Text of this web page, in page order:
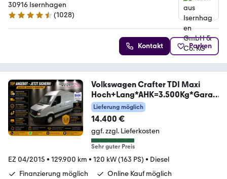
30916 Isernhagen
4.5 Sterne
(1028)
Kontakt Parken
Volkswagen Crafter TDI Maxi
Hoch+Lang*AHK=3.500Kg*Garan
tie*
Lieferung möglich
14.400 €
ggf. zzgl. Lieferkosten
Sehr guter Preis
EZ 04/2015 • 129.900 km • 120 kW (163 PS) • Diesel
Finanzierung möglich
Online Kauf möglich